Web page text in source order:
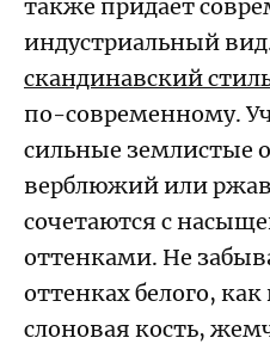
также придает
индустриальный
скандинавский
по-современному.
сильные землистые
верблюжий или
сочетаются с
оттенками. Не
оттенках белого,
слоновая кость,